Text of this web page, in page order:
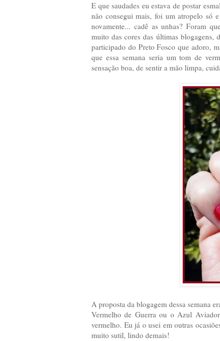
E que saudades eu estava de postar
não consegui mais, foi um atropelo só
novamente... cadê as unhas? Foram
muito das cores das últimas blogagens,
participado do Preto Fosco que adoro,
que essa semana seria um tom de
sensação boa, de sentir a mão limpa,
A proposta da blogagem dessa semana
Vermelho de Guerra ou o Azul
vermelho. Eu já o usei em outras
muito sutil, lindo demais!